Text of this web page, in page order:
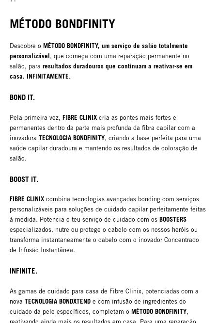
MÉTODO BONDFINITY
Descobre o MÉTODO BONDFINITY, um serviço de salão totalmente
personalizável, que começa com uma reparação permanente no
salão, para resultados duradouros que continuam a reativar-se em
casa. INFINITAMENTE.
BOND IT.
Pela primeira vez, FIBRE CLINIX cria as pontes mais fortes e
permanentes dentro da parte mais profunda da fibra capilar com a
inovadora TECNOLOGIA BONDFINITY, criando a base perfeita para uma
saúde capilar duradoura e mantendo os resultados de coloração de
salão.
BOOST IT.
FIBRE CLINIX combina tecnologias avançadas bonding com serviços
personalizáveis para soluções de cuidado capilar perfeitamente feitas
à medida. Potencia o teu serviço de cuidado com os BOOSTERS
especializados, nutre ou protege o cabelo com os nossos heróis ou
transforma instantaneamente o cabelo com o inovador Concentrado
de Infusão Instantânea.
INFINITE.
As gamas de cuidado para casa de Fibre Clinix, potenciadas com a
nova TECNOLOGIA BONDXTEND e com infusão de ingredientes do
cuidado da pele específicos, completam o MÉTODO BONDFINITY,